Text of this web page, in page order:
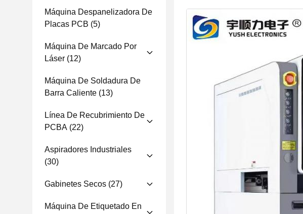
Máquina Despanelizadora De
Placas PCB (5)
Máquina De Marcado Por
Láser (12)
Máquina De Soldadura De
Barra Caliente (13)
Línea De Recubrimiento De
PCBA (22)
Aspiradores Industriales
(30)
Gabinetes Secos (27)
Máquina De Etiquetado En